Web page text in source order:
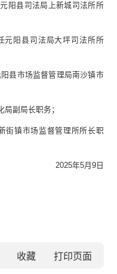
阳县司法局上新城司法所所
元阳县司法局大坪司法所所
县市场监督管理局南沙镇市
副局长职务；
街镇市场监督管理所所长职
2025年5月9日
收藏